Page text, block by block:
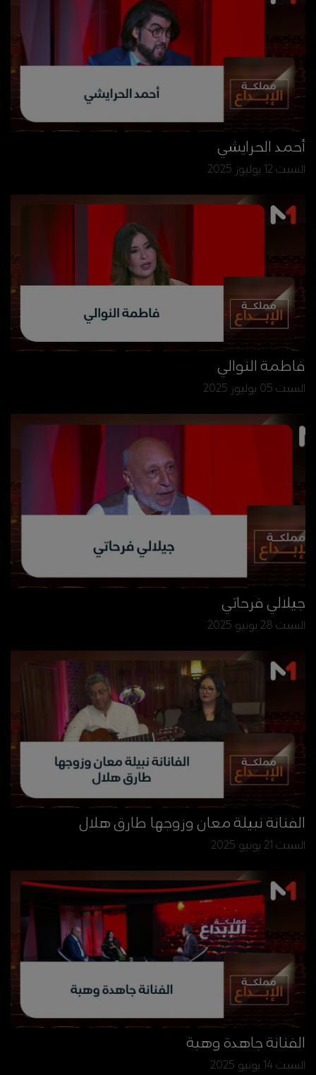
أحمد الحرايشي
السبت 12 يوليوز 2025
فاطمة النوالي
السبت 05 يوليوز 2025
جيلالي فرحاتي
السبت 28 يونيو 2025
الفنانة نبيلة معان وزوجها طارق هلال
السبت 21 يونيو 2025
الفنانة جاهدة وهبة
السبت 14 يونيو 2025